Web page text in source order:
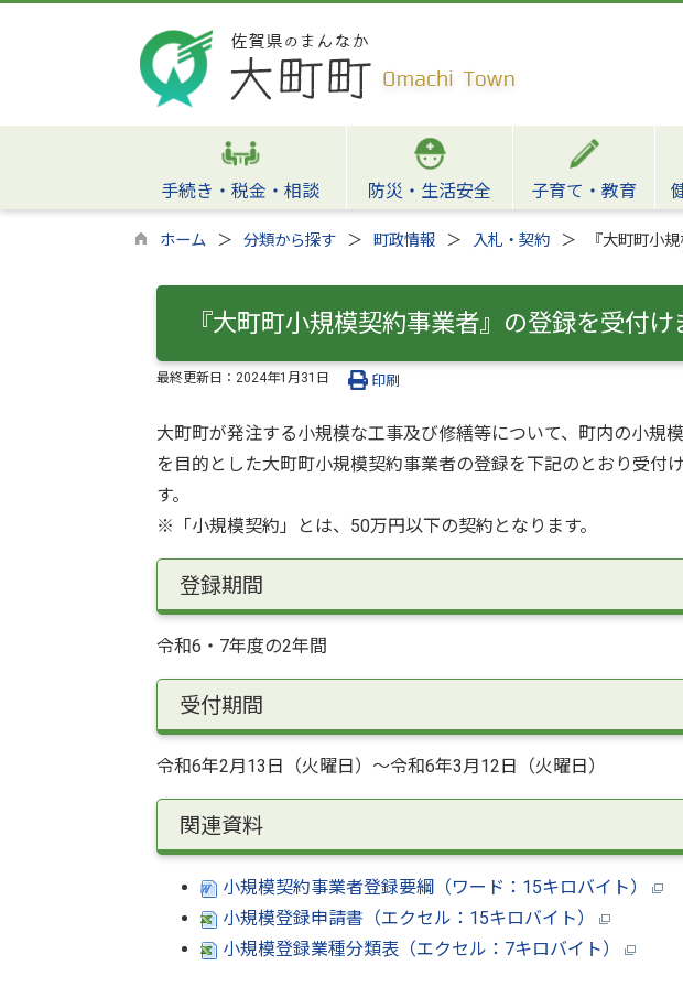
手続き・税金・相談 防災・生活安全 子育て・教育
ホーム 分類から探す 町政情報 入札・契約 『大町町小
『大町町小規模契約事業者』の登録を受付け
最終更新日： 2024年1月31日 印刷
大町町が発注する小規模な工事及び修繕等について、町内の小規
を目的とした大町町小規模契約事業者の登録を下記のとおり受付
す。
※「小規模契約」とは、50万円以下の契約となります。
登録期間
令和6・7年度の2年間
受付期間
令和6年2月13日（火曜日）～令和6年3月12日（火曜日）
関連資料
小規模契約事業者登録要綱（ワード：15キロバイト）
小規模登録申請書（エクセル：15キロバイト）
小規模登録業種分類表（エクセル：7キロバイト）